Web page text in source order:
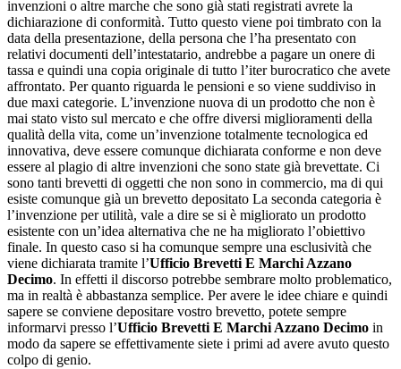
invenzioni o altre marche che sono già stati registrati avrete la
dichiarazione di conformità. Tutto questo viene poi timbrato con la
data della presentazione, della persona che l’ha presentato con
relativi documenti dell’intestatario, andrebbe a pagare un onere di
tassa e quindi una copia originale di tutto l’iter burocratico che avete
affrontato. Per quanto riguarda le pensioni e so viene suddiviso in
due maxi categorie. L’invenzione nuova di un prodotto che non è
mai stato visto sul mercato e che offre diversi miglioramenti della
qualità della vita, come un’invenzione totalmente tecnologica ed
innovativa, deve essere comunque dichiarata conforme e non deve
essere al plagio di altre invenzioni che sono state già brevettate. Ci
sono tanti brevetti di oggetti che non sono in commercio, ma di qui
esiste comunque già un brevetto depositato La seconda categoria è
l’invenzione per utilità, vale a dire se si è migliorato un prodotto
esistente con un’idea alternativa che ne ha migliorato l’obiettivo
finale. In questo caso si ha comunque sempre una esclusività che
viene dichiarata tramite l’Ufficio Brevetti E Marchi Azzano
Decimo. In effetti il discorso potrebbe sembrare molto problematico,
ma in realtà è abbastanza semplice. Per avere le idee chiare e quindi
sapere se conviene depositare vostro brevetto, potete sempre
informarvi presso l’Ufficio Brevetti E Marchi Azzano Decimo in
modo da sapere se effettivamente siete i primi ad avere avuto questo
colpo di genio.